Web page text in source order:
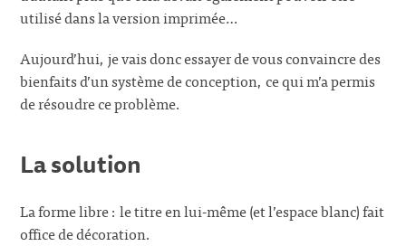
utilisé dans la version imprimée…
Aujourd’hui, je vais donc essayer de vous convaincre des
bienfaits d’un système de conception, ce qui m’a permis
de résoudre ce problème.
La solution
La forme libre : le titre en lui-même (et l’espace blanc) fait
office de décoration.